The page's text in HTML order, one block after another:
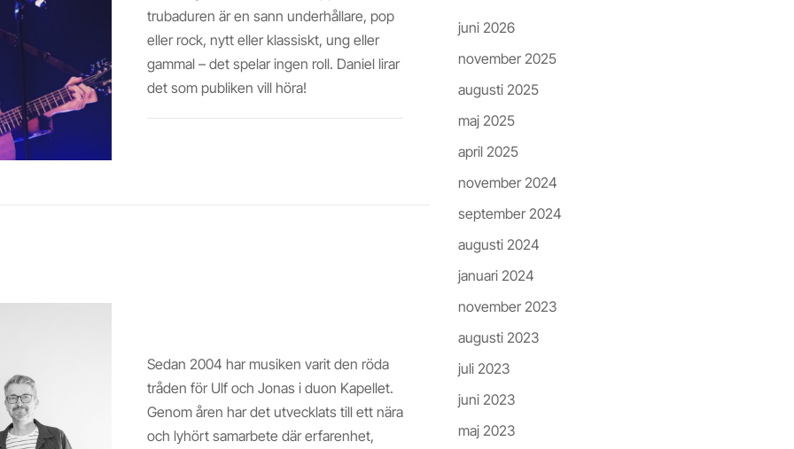
trubaduren är en sann underhållare, pop
eller rock, nytt eller klassiskt, ung eller
gammal – det spelar ingen roll. Daniel lirar
det som publiken vill höra!
Sedan 2004 har musiken varit den röda
tråden för Ulf och Jonas i duon Kapellet.
Genom åren har det utvecklats till ett nära
och lyhört samarbete där erfarenhet,
juni 2026
november 2025
augusti 2025
maj 2025
april 2025
november 2024
september 2024
augusti 2024
januari 2024
november 2023
augusti 2023
juli 2023
juni 2023
maj 2023